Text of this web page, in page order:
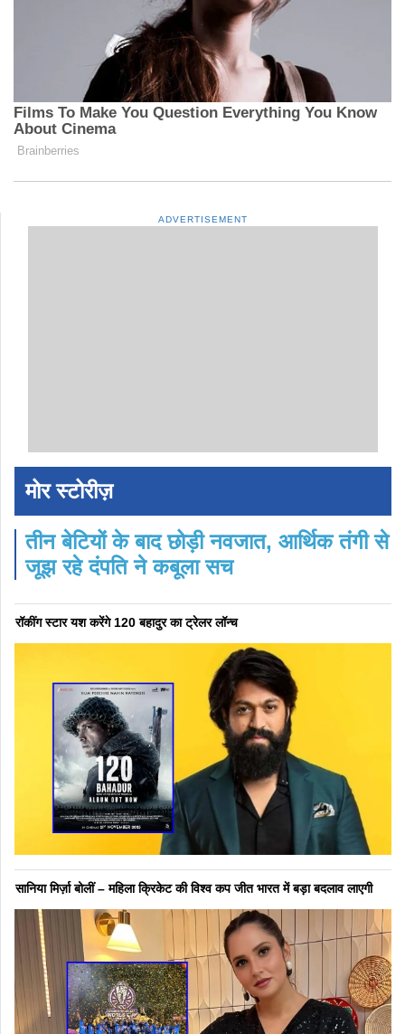
ADVERTISEMENT
मोर स्टोरीज़
तीन बेटियों के बाद छोड़ी नवजात, आर्थिक तंगी से
जूझ रहे दंपति ने कबूला सच
रॉकींग स्टार यश करेंगे 120 बहादुर का ट्रेलर लॉन्च
सानिया मिर्ज़ा बोलीं – महिला क्रिकेट की विश्व कप जीत भारत में बड़ा बदलाव लाएगी